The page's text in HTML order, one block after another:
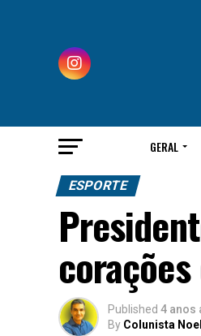
GERAL
ESPORTE
corações
Published 4 anos
By Colunista